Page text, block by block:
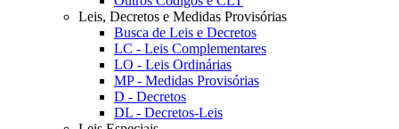
Leis, Decretos e Medidas Provisórias
Busca de Leis e Decretos
LC - Leis Complementares
LO - Leis Ordinárias
MP - Medidas Provisórias
D - Decretos
DL - Decretos-Leis